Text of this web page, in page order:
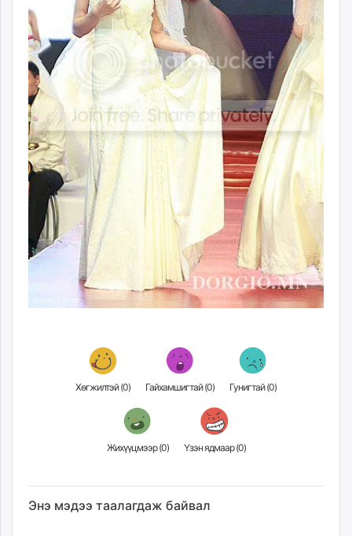
Хөгжилтэй (0) Гайхамшигтай (0) Гунигтай (0)
Жихүүцмээр (0) Үзэн ядмаар (0)
Энэ мэдээ таалагдаж байвал